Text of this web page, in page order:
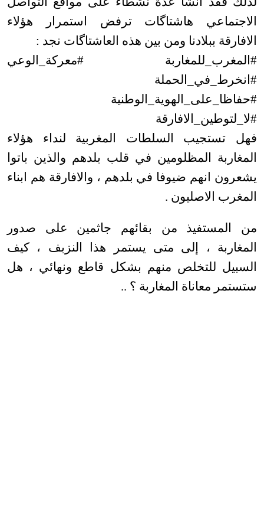
الاجتماعي هاشتاگات ترفض استمرار هؤلاء
الافارقة ببلادنا ومن بين هذه العاشتاگات نجد :
#المغرب_للمغاربة #معركة_الوعي
#انخرط_في_الحملة
#حفاظا_على_الهوية_الوطنية
#لا_لتوطين_الافارقة
فهل تستجيب السلطات المغربية لنداء هؤلاء
المغاربة المظلومين في قلب بلدهم والذين باتوا
يشعرون انهم ضيوفا في بلدهم ، والافارقة هم ابناء
المغرب الاصليون .
من المستفيذ من بقائهم جاثمين على صدور
المغاربة ، إلى متى يستمر هذا النزبف ، كيف
السبيل للتخلص منهم بشكل قاطع ونهائي ، هل
ستستمر معاناة المغاربة ؟ ..